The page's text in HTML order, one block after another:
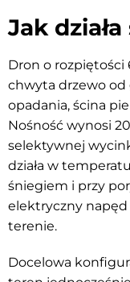
Jak
Dron o
chwyta drzewo od
opadania, ścina
Nośność wynosi
selektywnej
działa w
śniegiem i przy
elektryczny napęd
terenie.
Docelowa